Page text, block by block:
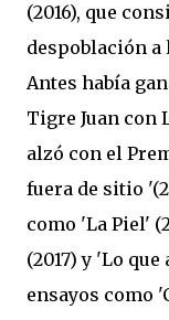
(2016), que
despoblación a
Antes había
Tigre Juan con
alzó con el
fuera de sitio
como 'La Piel'
(2017) y 'Lo
ensayos como